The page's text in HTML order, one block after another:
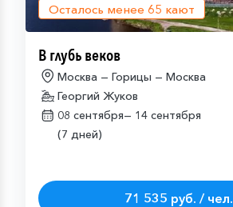
Осталось менее 65 кают
В глубь веков
Москва — Горицы — Москва
Георгий Жуков
08 сентября— 14 сентября
(7 дней)
71 535 руб. / чел.